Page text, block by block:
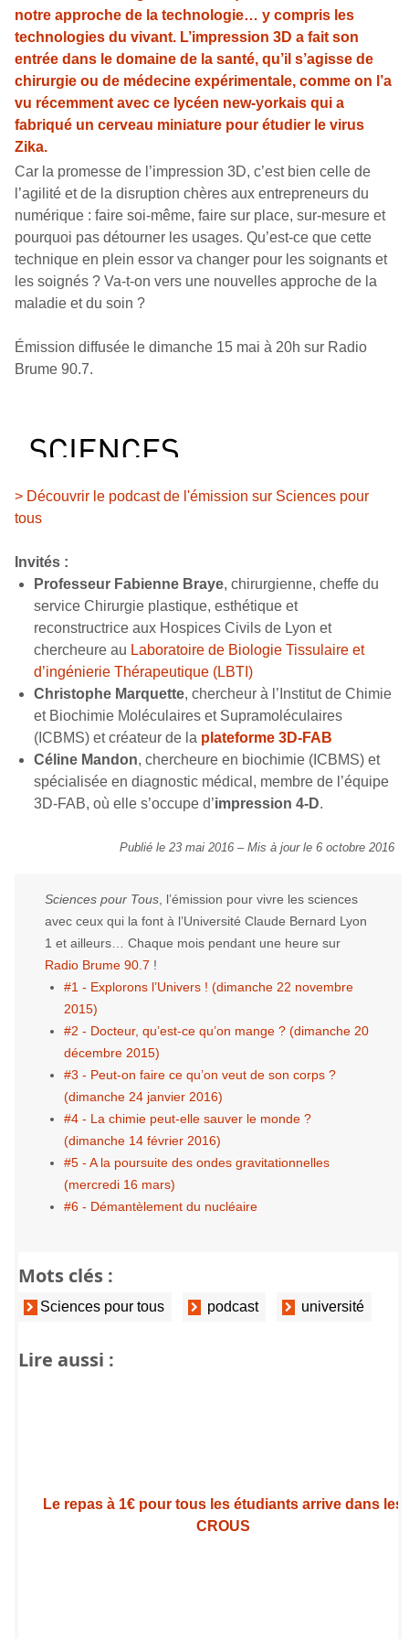
notre approche de la technologie… y compris les
technologies du vivant. L’impression 3D a fait son
entrée dans le domaine de la santé, qu’il s’agisse de
chirurgie ou de médecine expérimentale, comme on l’a
vu récemment avec ce lycéen new-yorkais qui a
fabriqué un cerveau miniature pour étudier le virus
Zika.
Car la promesse de l’impression 3D, c’est bien celle de
l’agilité et de la disruption chères aux entrepreneurs du
numérique : faire soi-même, faire sur place, sur-mesure et
pourquoi pas détourner les usages. Qu’est-ce que cette
technique en plein essor va changer pour les soignants et
les soignés ? Va-t-on vers une nouvelles approche de la
maladie et du soin ?
Émission diffusée le dimanche 15 mai à 20h sur Radio
Brume 90.7.
> Découvrir le podcast de l'émission sur Sciences pour
tous
Invités :
Professeur Fabienne Braye, chirurgienne, cheffe du
service Chirurgie plastique, esthétique et
reconstructrice aux Hospices Civils de Lyon et
chercheure au Laboratoire de Biologie Tissulaire et
d’ingénierie Thérapeutique (LBTI)
Christophe Marquette, chercheur à l’ Institut de Chimie
et Biochimie Moléculaires et Supramoléculaires
(ICBMS)et créateur de la plateforme 3D-FAB
Céline Mandon, chercheure en biochimie (ICBMS)et
spécialisée en diagnostic médical, membre de l’équipe
3D-FAB, où elle s’occupe d’impression 4-D.
Publié le 23 mai 2016 – Mis à jour le 6 octobre 2016
Sciences pour Tous, l’émission pour vivre les sciences
avec ceux qui la font à l’Université Claude Bernard Lyon
1 et ailleurs… Chaque mois pendant une heure sur
Radio Brume 90.7 !
#1 - Explorons l’Univers ! (dimanche 22 novembre
2015)
#2 - Docteur, qu’est-ce qu’on mange ? (dimanche 20
décembre 2015)
#3 - Peut-on faire ce qu’on veut de son corps ?
(dimanche 24 janvier 2016)
#4 - La chimie peut-elle sauver le monde ?
(dimanche 14 février 2016)
#5 - A la poursuite des ondes gravitationnelles
(mercredi 16 mars)
#6 - Démantèlement du nucléaire
Mots clés :
Sciences pour tous podcast université
Lire aussi :
Le repas à 1€ pour tous les étudiants arrive dans les
CROUS